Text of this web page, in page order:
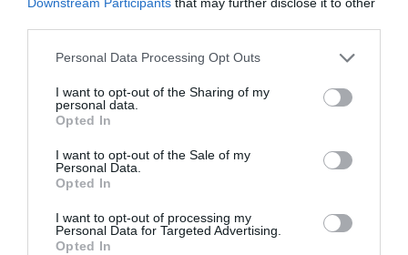
Personal Data Processing Opt Outs
I want to opt-out of the Sharing of my
personal data.
Opted In
I want to opt-out of the Sale of my
Personal Data.
Opted In
I want to opt-out of processing my
Personal Data for Targeted Advertising.
Opted In
We’ll just leave this one here. 💥🤯
#STUCLU
— Club Brugge KV (@ClubBrugge)
October 3,
2024
Το νικητήριο γκολ στο 1-0
στην Αυστρία, για την 2ηαγωνιστική της League Phase
του Champions League. Ένα «ποίημα» που δεν χορταίνεις